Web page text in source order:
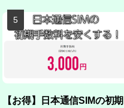
【お得】日本通信SIMの初期